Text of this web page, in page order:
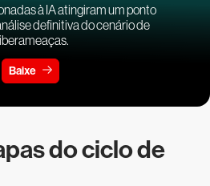
à IA atingiram um ponto
definitiva do cenário de
Baixe
do ciclo de